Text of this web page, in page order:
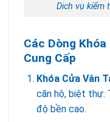
Dich vụ kiểm
Các Dòng
Cung Cấp
Khóa Cửa Vân
căn hộ, biệt thự.
độ bền cao.